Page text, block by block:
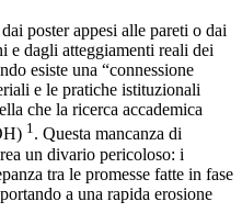
poster appesi alle pareti o dai
e dagli atteggiamenti reali dei
esiste una “connessione
e le pratiche istituzionali
che la ricerca accademica
1. Questa mancanza di
un divario pericoloso: i
tra le promesse fatte in fase
a una rapida erosione